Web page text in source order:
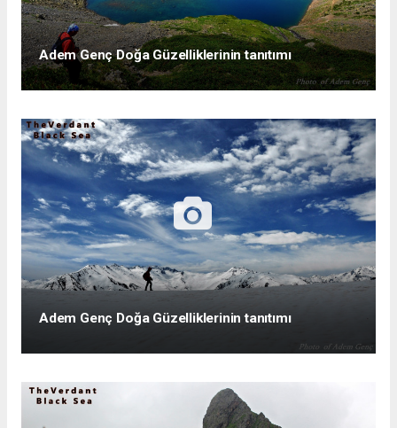
Adem Genç Doğa Güzelliklerinin tanıtımı
Adem Genç Doğa Güzelliklerinin tanıtımı